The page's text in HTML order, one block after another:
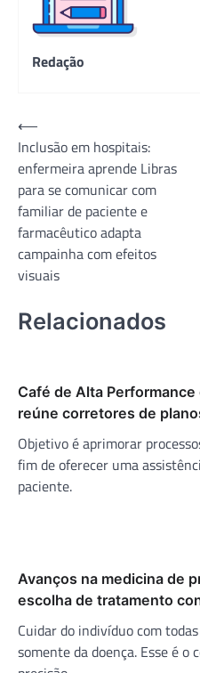
Redação
Navegação
de
Post
⟵
Inclusão em hospitais:
enfermeira aprende Libras
para se comunicar com
familiar de paciente e
farmacêutico adapta
campainha com efeitos
visuais
Relacionados
Café de Alta
reúne corretores de
Objetivo é aprimorar
fim de oferecer uma
paciente.
Avanços na medicina de
escolha de tratamento
Cuidar do indivíduo com
somente da doença. Esse é o